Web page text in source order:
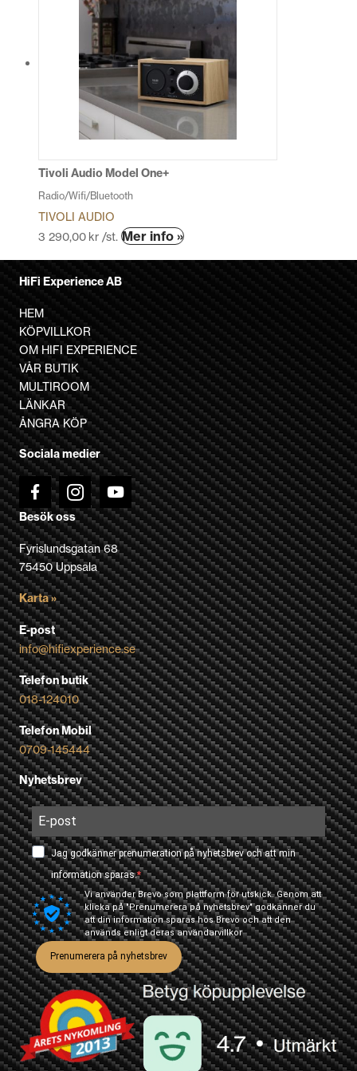
Tivoli Audio Model One+
Radio/Wifi/Bluetooth
TIVOLI AUDIO
3 290,00 kr /st. Mer info »Den
varianter.
De
olika
alternativen
kan
väljas
på
produktsidan
HiFi Experience AB
HEM
KÖPVILLKOR
OM HIFI EXPERIENCE
VÅR BUTIK
MULTIROOM
LÄNKAR
ÅNGRA KÖP
Sociala medier
Besök oss
Fyrislundsgatan 68
75450 Uppsala
Karta »
E-post
info@hifiexperience.se
Telefon butik
018-124010
Telefon Mobil
0709-145444
Nyhetsbrev
Jag godkänner prenumeration på nyhetsbrev och att min
information sparas.
Vi använder Brevo som plattform för utskick. Genom att
klicka på "Prenumerera på nyhetsbrev" godkänner du
att din information sparas hos Brevo och att den
används enligt derasanvändarvillkor
Prenumerera på nyhetsbrev